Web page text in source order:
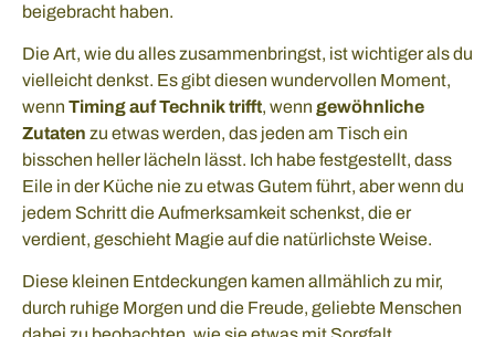
beigebracht haben.
Die Art, wie du alles zusammenbringst, ist wichtiger als du
vielleicht denkst. Es gibt diesen wundervollen Moment,
wenn Timing auf Technik trifft, wenn gewöhnliche
Zutaten zu etwas werden, das jeden am Tisch ein
bisschen heller lächeln lässt. Ich habe festgestellt, dass
Eile in der Küche nie zu etwas Gutem führt, aber wenn du
jedem Schritt die Aufmerksamkeit schenkst, die er
verdient, geschieht Magie auf die natürlichste Weise.
Diese kleinen Entdeckungen kamen allmählich zu mir,
durch ruhige Morgen und die Freude, geliebte Menschen